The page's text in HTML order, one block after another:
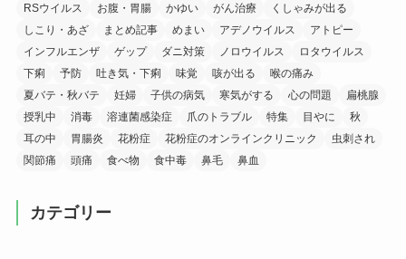
RSウイルス お腹・胃腸 かゆい がん治療
くしゃみが出る
しこり・あざ
まとめ記事 めまい アデノウイルス
アトピー
インフルエンザ
ゲップ ダニ対策 ノロウイルス
ロタウイルス
下痢
予防 吐き気・下痢 味覚 咳が出る
喉の痛み
夏バテ・秋バテ
妊婦 子供の病気 寒気がする 心の問題
扁桃腺
授乳中
消毒 溶連菌感染症 爪のトラブル 特集 目やに
秋
耳の中
胃腸炎 花粉症 花粉症のオンラインクリニック
虫刺され
関節痛
頭痛 食べ物 食中毒 鼻毛 鼻血
カテゴリー